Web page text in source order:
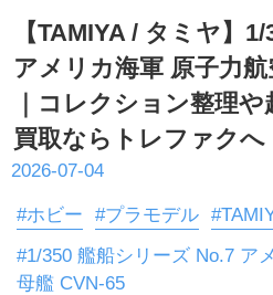
【TAMIYA / タミヤ】
アメリカ海軍 原子力
｜コレクション整理
買取ならトレファクへ
2026-07-04
#ホビー #プラモデル
#1/350 艦船シリーズ No.7 ア
母艦 CVN-65